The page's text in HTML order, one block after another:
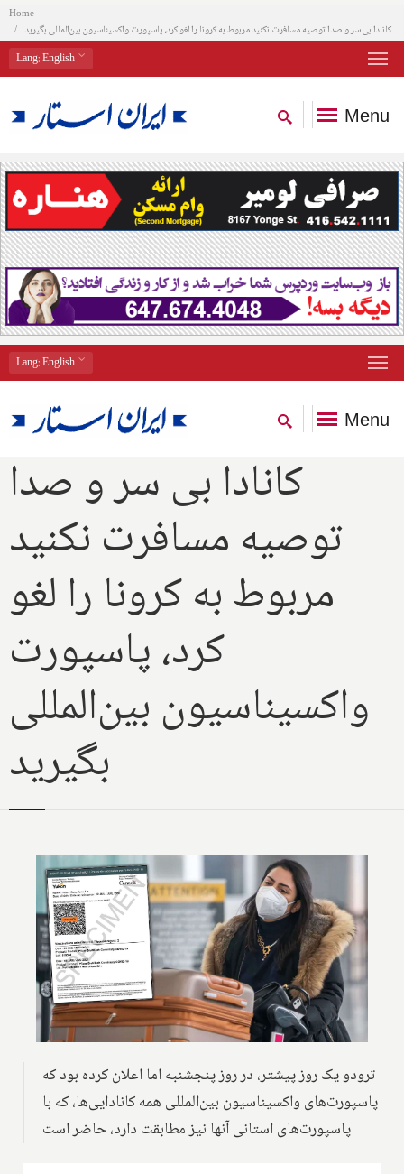
Home
کانادا بی سر و صدا توصیه مسافرت نکنید مربوط به کرونا را لغو کرد، پاسپورت واکسیناسیون بین‌المللی بگیرید
Lang: English
Menu
Lang: English
Menu
کانادا بی سر و صدا
توصیه مسافرت نکنید
مربوط به کرونا را لغو
کرد، پاسپورت
واکسیناسیون بین‌المللی
بگیرید
ترودو یک روز پیشتر، در روز پنجشنبه اما اعلان کرده بود که
پاسپورت‌های واکسیناسیون بین‌المللی همه کانادایی‌ها، که با
پاسپورت‌های استانی آنها نیز مطابقت دارد، حاضر است